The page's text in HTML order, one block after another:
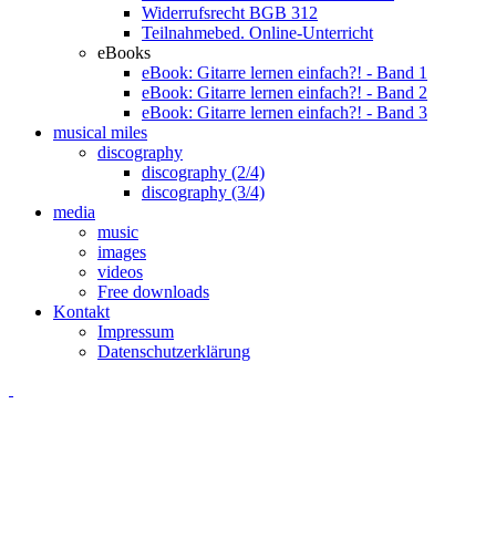
Widerrufsrecht BGB 312
Teilnahmebed. Online-Unterricht
eBooks
eBook: Gitarre lernen einfach?! - Band 1
eBook: Gitarre lernen einfach?! - Band 2
eBook: Gitarre lernen einfach?! - Band 3
musical miles
discography
discography (2/4)
discography (3/4)
media
music
images
videos
Free downloads
Kontakt
Impressum
Datenschutzerklärung